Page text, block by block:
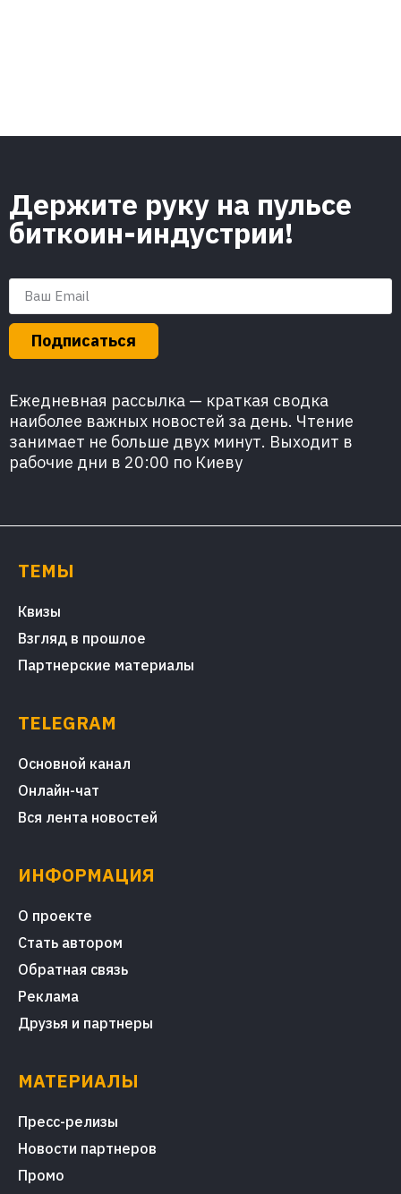
Держите руку на пульсе
биткоин-индустрии!
Подписаться
Ежедневная рассылка — краткая сводка
наиболее важных новостей за день. Чтение
занимает не больше двух минут. Выходит в
рабочие дни в 20:00 по Киеву
ТЕМЫ
Квизы
Взгляд в прошлое
Партнерские материалы
TELEGRAM
Основной канал
Онлайн-чат
Вся лента новостей
ИНФОРМАЦИЯ
О проекте
Стать автором
Обратная связь
Реклама
Друзья и партнеры
МАТЕРИАЛЫ
Пресс-релизы
Новости партнеров
Промо